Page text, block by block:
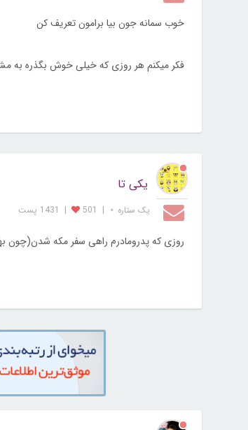
خوب سمانه جون بیا برامون تعریف کن
فکر میکنم هر روزی که خیلی خوش بگذره به
یکی تا
یک ستاره ⋆ |
501
| 1431 پست
روزی که پدرومادرم راهی سفر مکه شدن(چون